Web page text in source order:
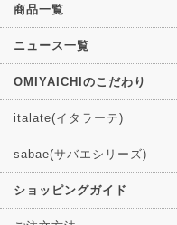
商品一覧
ニュース一覧
OMIYAICHIのこだわり
italate(イタラーテ)
sabae(サバエシリーズ)
ショッピングガイド